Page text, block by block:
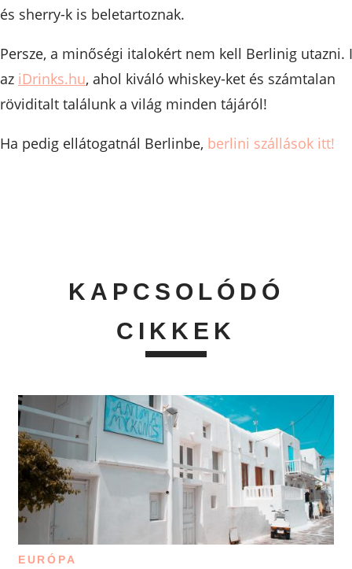
és sherry-k is beletartoznak.
Persze, a minőségi italokért nem kell Berlinig utazni.
az iDrinks.hu, ahol kiváló whiskey-ket és számtalan
röviditalt találunk a világ minden tájáról!
Ha pedig ellátogatnál Berlinbe, berlini szállások itt!
KAPCSOLÓDÓ
CIKKEK
EURÓPA